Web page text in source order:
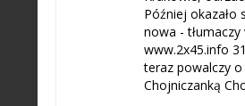
Później okazało
nowa -
www.2x45.info
teraz powalczy
Chojniczanką